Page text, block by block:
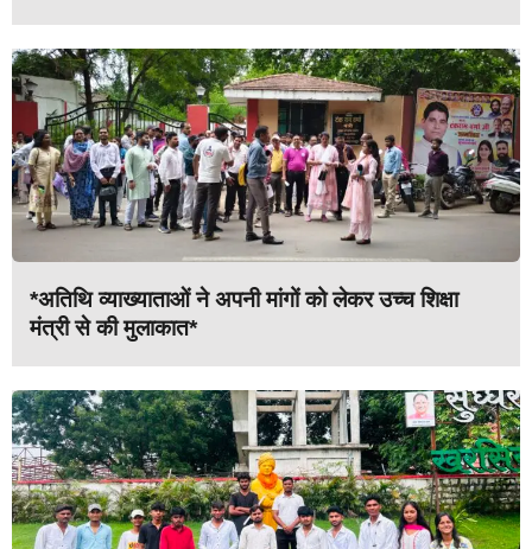
*अतिथि व्याख्याताओं ने अपनी मांगों को लेकर उच्च शिक्षा
मंत्री से की मुलाकात*